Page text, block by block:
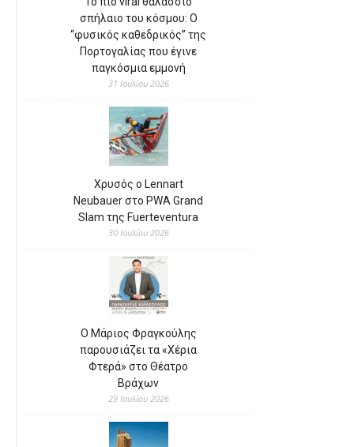
σπήλαιο του κόσμου: Ο
“φυσικός καθεδρικός” της
Πορτογαλίας που έγινε
παγκόσμια εμμονή
31 Ιουλίου 2026
Χρυσός ο Lennart
Neubauer στο PWA Grand
Slam της Fuerteventura
30 Ιουλίου 2026
Ο Μάριος Φραγκούλης
παρουσιάζει τα «Χέρια
Φτερά» στο Θέατρο
Βράχων
29 Ιουλίου 2026